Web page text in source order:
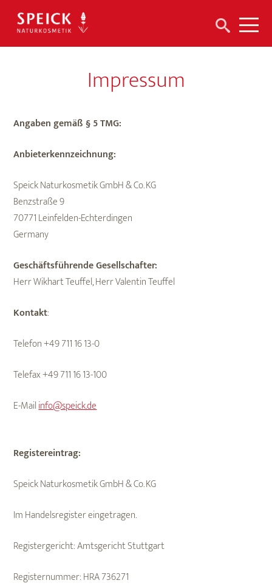
Suchen
Impressum
Angaben gemäß § 5 TMG:
Anbieterkennzeichnung:
Speick Naturkosmetik GmbH & Co. KG
Benzstraße 9
70771 Leinfelden-Echterdingen
Germany
Geschäftsführende Gesellschafter:
Herr Wikhart Teuffel, Herr Valentin Teuffel
Kontakt:
Telefon +49 711 16 13-0
Telefax +49 711 16 13-100
E-Mailinfo@speick.de
Registereintrag:
Speick Naturkosmetik GmbH & Co. KG
Im Handelsregister eingetragen.
Registergericht: Amtsgericht Stuttgart
Registernummer: HRA 736271